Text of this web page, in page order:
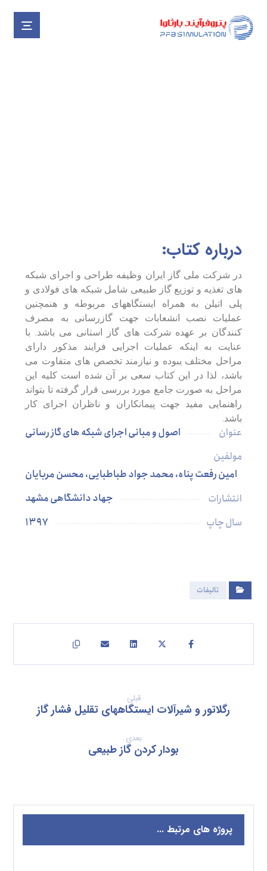
درباره کتاب:
در شرکت ملی گاز ایران وظیفه طراحی و اجرای شبکه
های تغذیه و توزیع گاز طبیعی شامل شبکه های فولادی و
پلی اتیلن به همراه ایستگاههای مربوطه و هنمچنین
عملیات نصب انشعابات جهت گازرسانی به مصرف
کنندگان بر عهده شرکت های گاز استانی می باشد. با
عنایت به اینکه عملیات اجرایی فرایند مذکور دارای
مراحل مختلف یبوده و نیازمند تخصص های متفاوت می
باشد، لذا در این کتاب سعی بر آن شده است کلیه این
مراحل به صورت جامع مورد بررسی قرار گرفته تا بتواند
راهنمایی مفید جهت پیمانکاران و ناظران اجرای کار
باشد.
عنوان
اصول و مبانی اجرای شبکه های گاز رسانی
مولفین
امین رفعت پناه، محمد جواد طباطبایی، محسن مربایان
انتشارات
جهاد دانشگاهی مشهد
سال چاپ
۱۳۹۷
تالیفات
قبلی
رگلاتور و شیرآلات ایستگاههای تقلیل فشار گاز
بعدی
بودار کردن گاز طبیعی
پروژه های مرتبط ...